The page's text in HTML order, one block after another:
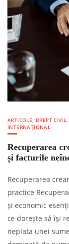
ARTICOLE, DREPT CIVIL,
INTERNAȚIONAL
Recuperarea
și facturile
Recuperarea
practice
și economic
ce dorește să își
neplata unei